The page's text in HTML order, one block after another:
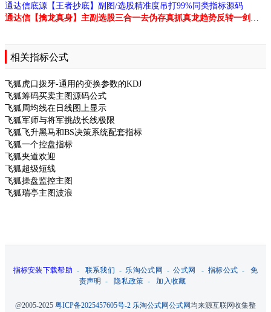
通达信底源【王者抄底】副图/选股精准度吊打99%同类指标源码
相关指标公式
飞狐虎口拨牙-通用的变换参数的KDJ
飞狐筹码买卖主图源码公式
飞狐周均线在日线图上显示
飞狐军师与将军挑战长线极限
飞狐飞升黑马和BS决策系统配套指标
飞狐一个控盘指标
飞狐夹道欢迎
飞狐超级短线
飞狐操盘监控主图
飞狐瑞亭主图波浪
指标安装下载帮助 - 联系我们 - 乐淘公式网 -公式网 -指标公式 -免
责声明 -隐私政策 -加入收藏
@2005-2025 粤ICP备2025457605号-2 乐淘公式网公式网均来源互联网收集整